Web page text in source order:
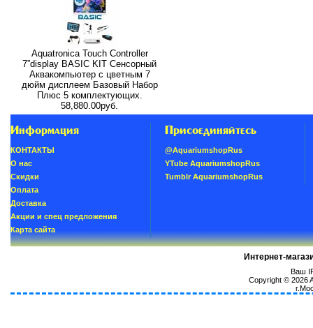
Aquatronica Touch Controller
7”display BASIC KIT Сенсорный
Аквакомпьютер с цветным 7
дюйм дисплеем Базовый Набор
Плюс 5 комплектующих.
58,880.00руб.
Информация
КОНТАКТЫ
О нас
Скидки
Oплатa
Доставка
Акции и спец предложения
Карта сайта
Присоединяйтесь
@AquariumshopRus
YTube AquariumshopRus
Tumblr AquariumshopRus
Интернет-
Ваш
Copyright © 2026